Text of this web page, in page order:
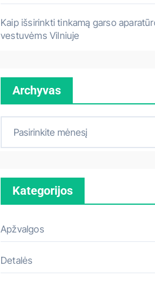
Kaip išsirinkti tinkamą garso
vestuvėms Vilniuje
Archyvas
v
a
s
Kategorijos
Apžvalgos
Detalės